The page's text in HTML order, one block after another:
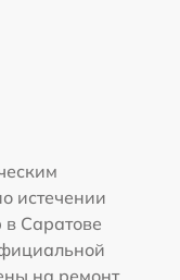
истечении
Саратове
на ремонт,